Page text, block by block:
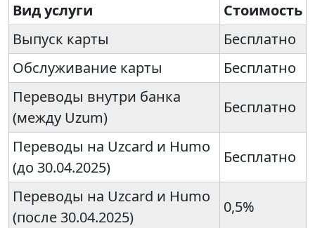
Вид услуги
Стоимость
Выпуск карты
Бесплатно
Обслуживание карты
Бесплатно
Переводы внутри банка
(между Uzum)
Бесплатно
Переводы на Uzcard и Humo
(до 30.04.2025)
Бесплатно
Переводы на Uzcard и Humo
(после 30.04.2025)
0,5%